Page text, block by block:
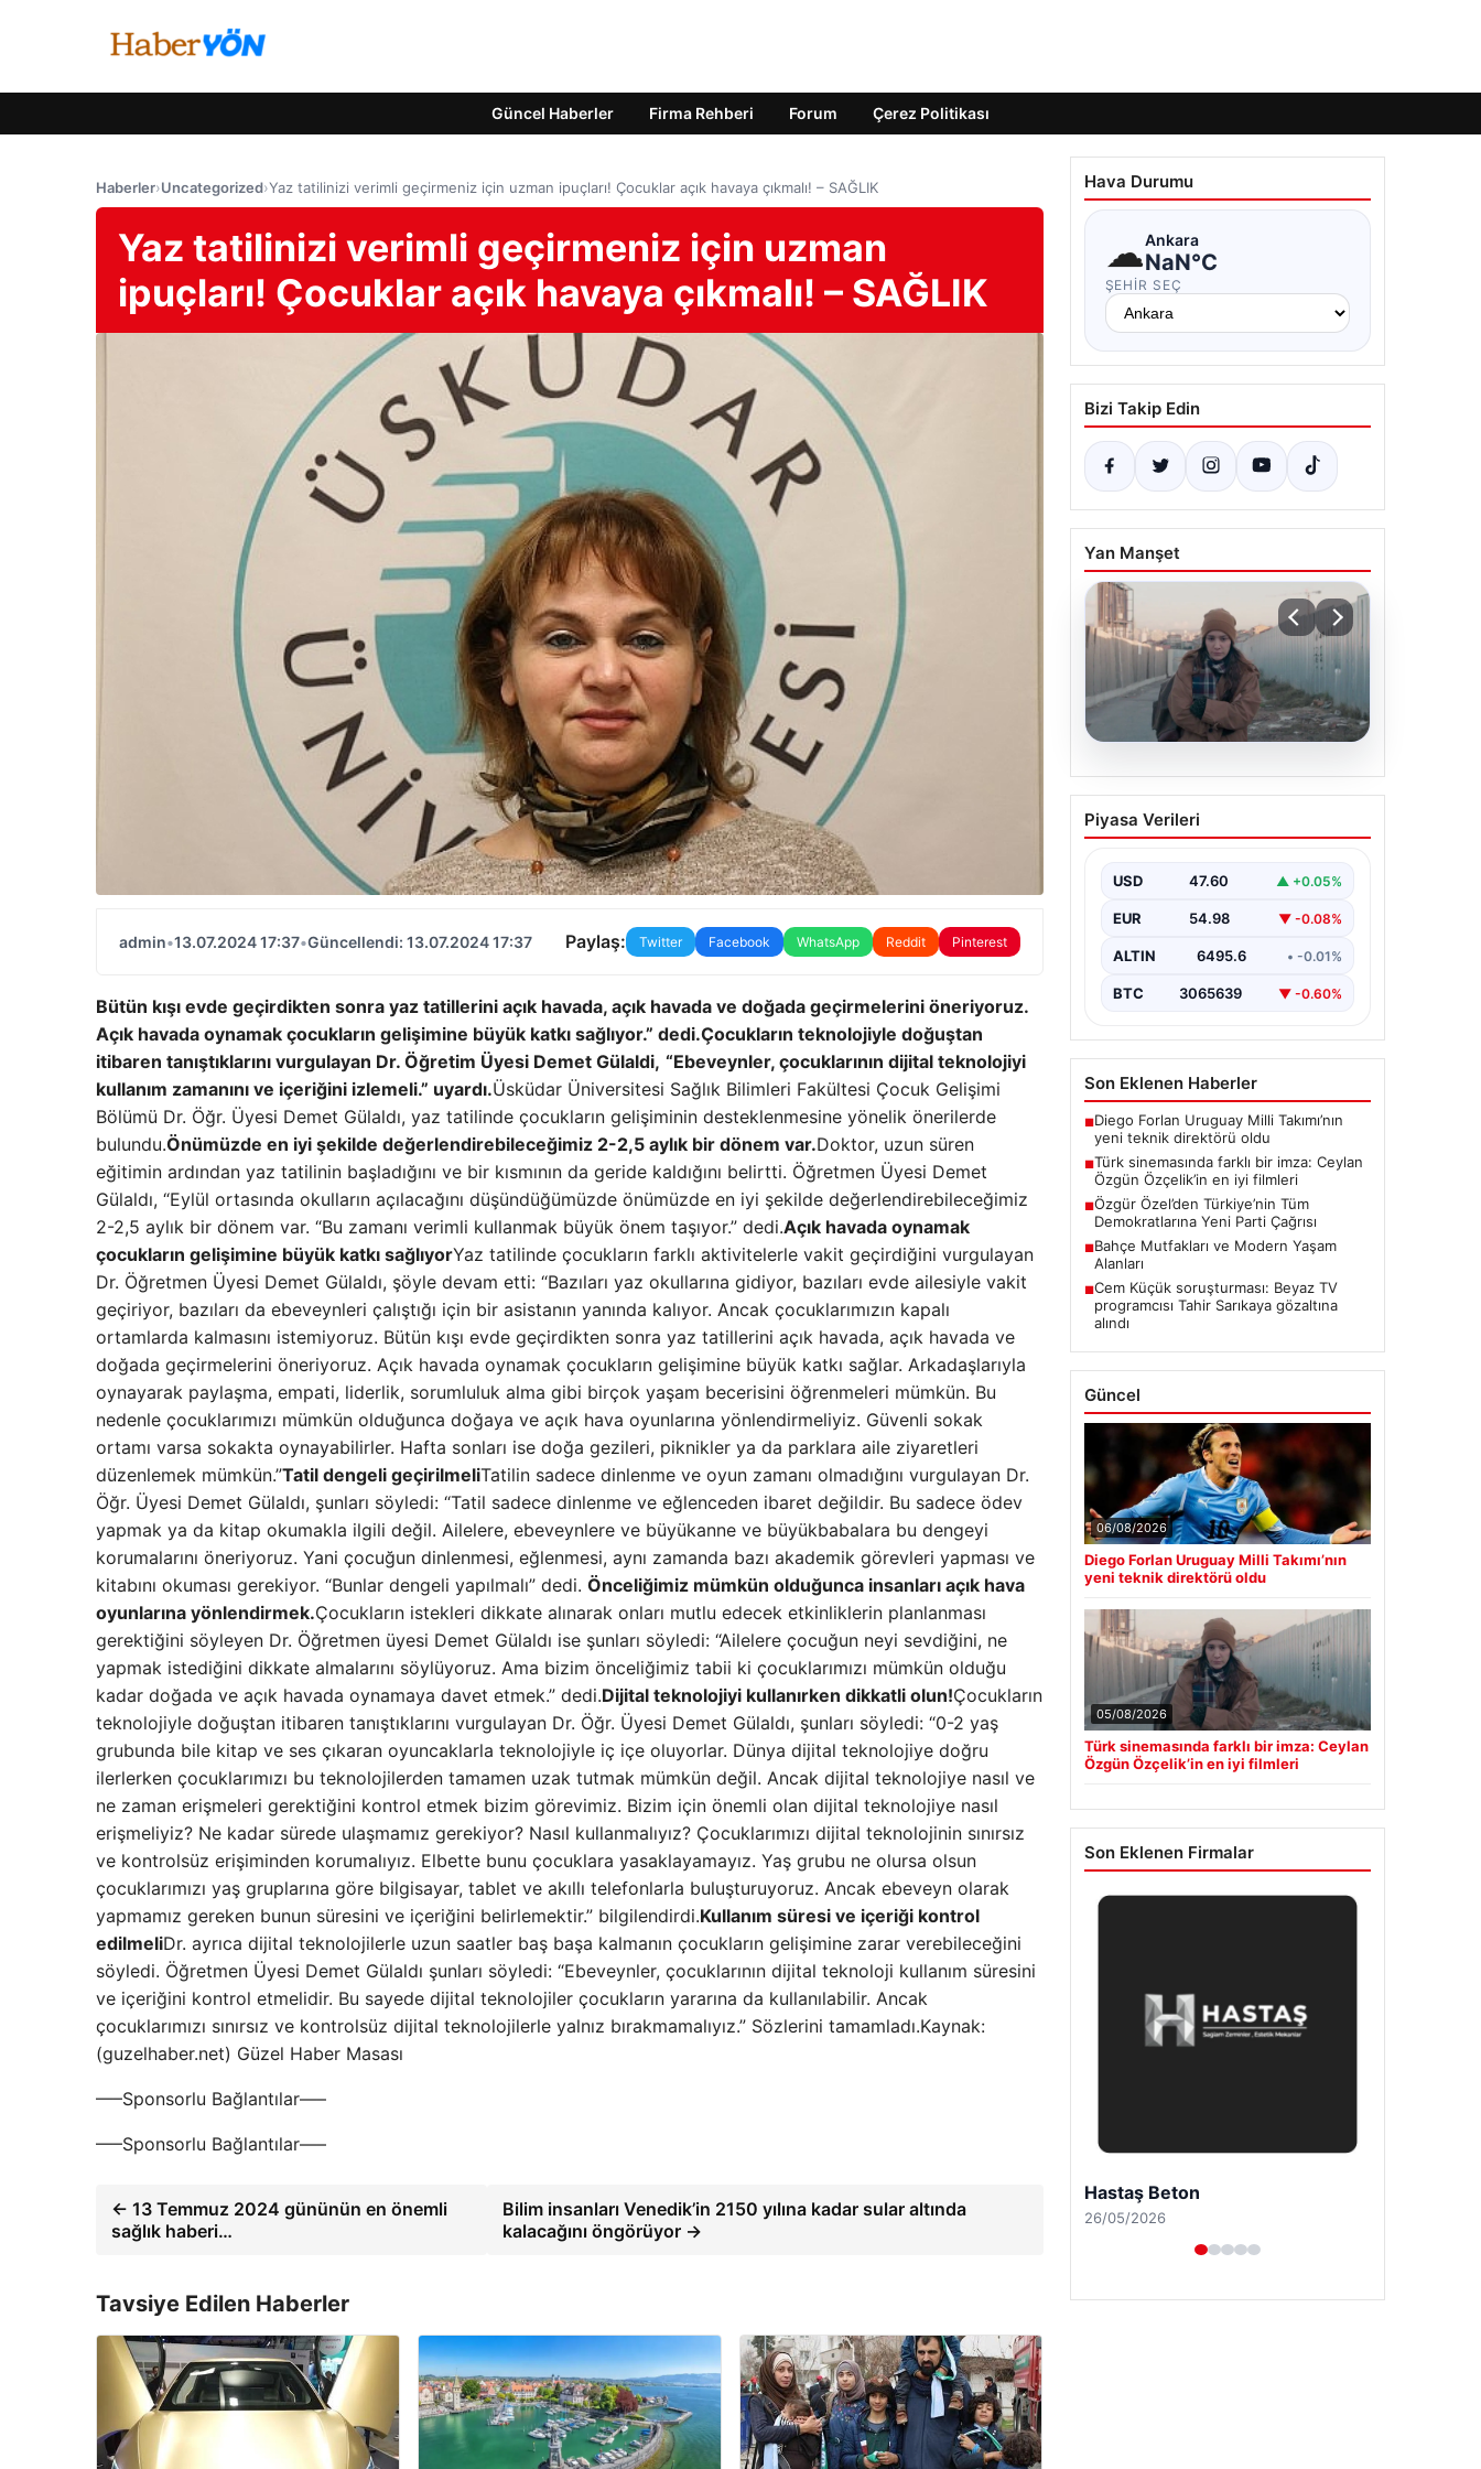
Güncel Haberler Firma Rehberi Forum Çerez Politikası
Haberler›Uncategorized›Yaz tatilinizi verimli geçirmeniz için uzman ipuçları! Çocuklar açık havaya çıkmalı! – SAĞLIK
Yaz tatilinizi verimli geçirmeniz için uzman
ipuçları! Çocuklar açık havaya çıkmalı! – SAĞLIK
admin•13.07.2024 17:37•Güncellendi: 13.07.2024 17:37 Paylaş: Twitter Facebook WhatsApp Reddit Pinterest
Bütün kışı evde geçirdikten sonra yaz tatillerini açık havada, açık havada ve doğada geçirmelerini öneriyoruz.
Açık havada oynamak çocukların gelişimine büyük katkı sağlıyor.” dedi.Çocukların teknolojiyle doğuştan
itibaren tanıştıklarını vurgulayan Dr. Öğretim Üyesi Demet Gülaldi, “Ebeveynler, çocuklarının dijital teknolojiyi
kullanım zamanını ve içeriğini izlemeli.” uyardı.Üsküdar Üniversitesi Sağlık Bilimleri Fakültesi Çocuk Gelişimi
Bölümü Dr. Öğr. Üyesi Demet Gülaldı, yaz tatilinde çocukların gelişiminin desteklenmesine yönelik önerilerde
bulundu.Önümüzde en iyi şekilde değerlendirebileceğimiz 2-2,5 aylık bir dönem var.Doktor, uzun süren
eğitimin ardından yaz tatilinin başladığını ve bir kısmının da geride kaldığını belirtti. Öğretmen Üyesi Demet
Gülaldı, “Eylül ortasında okulların açılacağını düşündüğümüzde önümüzde en iyi şekilde değerlendirebileceğimiz
2-2,5 aylık bir dönem var. “Bu zamanı verimli kullanmak büyük önem taşıyor.” dedi.Açık havada oynamak
çocukların gelişimine büyük katkı sağlıyorYaz tatilinde çocukların farklı aktivitelerle vakit geçirdiğini vurgulayan
Dr. Öğretmen Üyesi Demet Gülaldı, şöyle devam etti: “Bazıları yaz okullarına gidiyor, bazıları evde ailesiyle vakit
geçiriyor, bazıları da ebeveynleri çalıştığı için bir asistanın yanında kalıyor. Ancak çocuklarımızın kapalı
ortamlarda kalmasını istemiyoruz. Bütün kışı evde geçirdikten sonra yaz tatillerini açık havada, açık havada ve
doğada geçirmelerini öneriyoruz. Açık havada oynamak çocukların gelişimine büyük katkı sağlar. Arkadaşlarıyla
oynayarak paylaşma, empati, liderlik, sorumluluk alma gibi birçok yaşam becerisini öğrenmeleri mümkün. Bu
nedenle çocuklarımızı mümkün olduğunca doğaya ve açık hava oyunlarına yönlendirmeliyiz. Güvenli sokak
ortamı varsa sokakta oynayabilirler. Hafta sonları ise doğa gezileri, piknikler ya da parklara aile ziyaretleri
düzenlemek mümkün.”Tatil dengeli geçirilmeliTatilin sadece dinlenme ve oyun zamanı olmadığını vurgulayan Dr.
Öğr. Üyesi Demet Gülaldı, şunları söyledi: “Tatil sadece dinlenme ve eğlenceden ibaret değildir. Bu sadece ödev
yapmak ya da kitap okumakla ilgili değil. Ailelere, ebeveynlere ve büyükanne ve büyükbabalara bu dengeyi
korumalarını öneriyoruz. Yani çocuğun dinlenmesi, eğlenmesi, aynı zamanda bazı akademik görevleri yapması ve
kitabını okuması gerekiyor. “Bunlar dengeli yapılmalı” dedi. Önceliğimiz mümkün olduğunca insanları açık hava
oyunlarına yönlendirmek.Çocukların istekleri dikkate alınarak onları mutlu edecek etkinliklerin planlanması
gerektiğini söyleyen Dr. Öğretmen üyesi Demet Gülaldı ise şunları söyledi: “Ailelere çocuğun neyi sevdiğini, ne
yapmak istediğini dikkate almalarını söylüyoruz. Ama bizim önceliğimiz tabii ki çocuklarımızı mümkün olduğu
kadar doğada ve açık havada oynamaya davet etmek.” dedi.Dijital teknolojiyi kullanırken dikkatli olun!Çocukların
teknolojiyle doğuştan itibaren tanıştıklarını vurgulayan Dr. Öğr. Üyesi Demet Gülaldı, şunları söyledi: “0-2 yaş
grubunda bile kitap ve ses çıkaran oyuncaklarla teknolojiyle iç içe oluyorlar. Dünya dijital teknolojiye doğru
ilerlerken çocuklarımızı bu teknolojilerden tamamen uzak tutmak mümkün değil. Ancak dijital teknolojiye nasıl ve
ne zaman erişmeleri gerektiğini kontrol etmek bizim görevimiz. Bizim için önemli olan dijital teknolojiye nasıl
erişmeliyiz? Ne kadar sürede ulaşmamız gerekiyor? Nasıl kullanmalıyız? Çocuklarımızı dijital teknolojinin sınırsız
ve kontrolsüz erişiminden korumalıyız. Elbette bunu çocuklara yasaklayamayız. Yaş grubu ne olursa olsun
çocuklarımızı yaş gruplarına göre bilgisayar, tablet ve akıllı telefonlarla buluşturuyoruz. Ancak ebeveyn olarak
yapmamız gereken bunun süresini ve içeriğini belirlemektir.” bilgilendirdi.Kullanım süresi ve içeriği kontrol
edilmeliDr. ayrıca dijital teknolojilerle uzun saatler baş başa kalmanın çocukların gelişimine zarar verebileceğini
söyledi. Öğretmen Üyesi Demet Gülaldı şunları söyledi: “Ebeveynler, çocuklarının dijital teknoloji kullanım süresini
ve içeriğini kontrol etmelidir. Bu sayede dijital teknolojiler çocukların yararına da kullanılabilir. Ancak
çocuklarımızı sınırsız ve kontrolsüz dijital teknolojilerle yalnız bırakmamalıyız.” Sözlerini tamamladı.Kaynak:
(guzelhaber.net) Güzel Haber Masası
—–Sponsorlu Bağlantılar—–
—–Sponsorlu Bağlantılar—–
← 13 Temmuz 2024 gününün en önemli
sağlık haberi…
Bilim insanları Venedik’in 2150 yılına kadar sular altında
kalacağını öngörüyor →
Tavsiye Edilen Haberler
Hava Durumu
☁Ankara
NaN°C
ŞEHIR SEÇ
Bizi Takip Edin
Yan Manşet
05.08.2026
Türk sinemasında farklı
bir imza: Ceylan Özgün
Piyasa Verileri
USD 47.60 ▲ +0.05%
EUR 54.98 ▼ -0.08%
ALTIN 6495.6 • -0.01%
BTC 3065639 ▼ -0.60%
Son Eklenen Haberler
■Diego Forlan Uruguay Milli Takımı’nın
yeni teknik direktörü oldu
■Türk sinemasında farklı bir imza: Ceylan
Özgün Özçelik’in en iyi filmleri
■Özgür Özel’den Türkiye’nin Tüm
Demokratlarına Yeni Parti Çağrısı
■Bahçe Mutfakları ve Modern Yaşam
Alanları
■Cem Küçük soruşturması: Beyaz TV
programcısı Tahir Sarıkaya gözaltına
alındı
Güncel
06/08/2026
Diego Forlan Uruguay Milli Takımı’nın
yeni teknik direktörü oldu
05/08/2026
Türk sinemasında farklı bir imza: Ceylan
Özgün Özçelik’in en iyi filmleri
Son Eklenen Firmalar
Prenses Night Club
29/04/2026